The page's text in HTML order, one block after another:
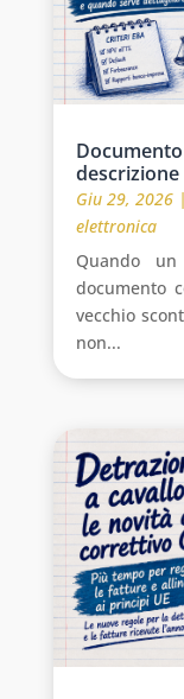
Giu 29, 2026|
elettronica
Quando
documento
vecchio
non...